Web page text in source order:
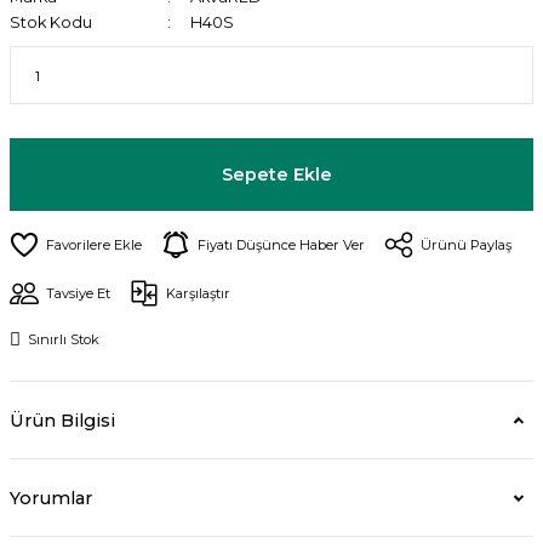
Stok Kodu
H40S
Sepete Ekle
Fiyatı Düşünce Haber Ver Ürünü Paylaş
Tavsiye Et Karşılaştır
Sınırlı Stok
Ürün Bilgisi
Yorumlar